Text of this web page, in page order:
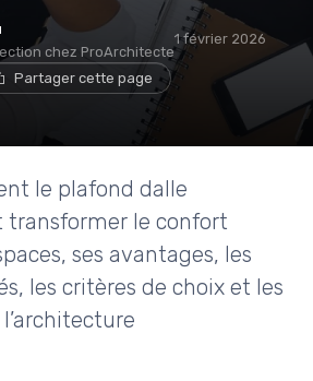
chez ProArchitecte
1 février 2026
Partager cette page
le plafond dalle
transformer le confort
ses avantages, les
les critères de choix et les